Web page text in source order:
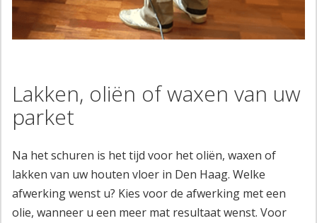
Lakken, oliën of waxen van uw
parket
Na het schuren is het tijd voor het oliën, waxen of
lakken van uw houten vloer in Den Haag. Welke
afwerking wenst u? Kies voor de afwerking met een
olie, wanneer u een meer mat resultaat wenst. Voor